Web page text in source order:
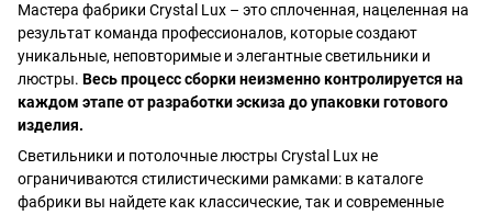
Мастера фабрики Crystal Lux – это сплоченная, нацеленная на
результат команда профессионалов, которые создают
уникальные, неповторимые и элегантные светильники и
люстры. Весь процесс сборки неизменно контролируется на
каждом этапе от разработки эскиза до упаковки готового
изделия.
Светильники и потолочные люстры Crystal Lux не
ограничиваются стилистическими рамками: в каталоге
фабрики вы найдете как классические, так и современные